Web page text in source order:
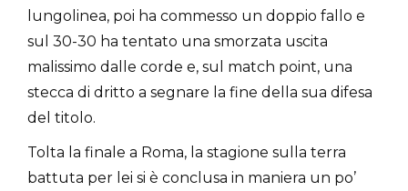
lungolinea, poi ha commesso un doppio fallo e
sul 30-30 ha tentato una smorzata uscita
malissimo dalle corde e, sul match point, una
stecca di dritto a segnare la fine della sua difesa
del titolo.
Tolta la finale a Roma, la stagione sulla terra
battuta per lei si è conclusa in maniera un po’